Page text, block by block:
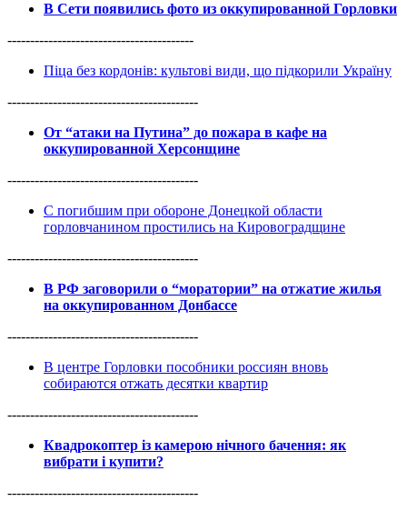
В Сети появились фото из оккупированной Горловки
-----------------------------------------
Піца без кордонів: культові види, що підкорили Україну
------------------------------------------
От “атаки на Путина” до пожара в кафе на
оккупированной Херсонщине
------------------------------------------
С погибшим при обороне Донецкой области
горловчанином простились на Кировоградщине
------------------------------------------
В РФ заговорили о “моратории” на отжатие жилья
на оккупированном Донбассе
------------------------------------------
В центре Горловки пособники россиян вновь
собираются отжать десятки квартир
------------------------------------------
Квадрокоптер із камерою нічного бачення: як
вибрати і купити?
------------------------------------------